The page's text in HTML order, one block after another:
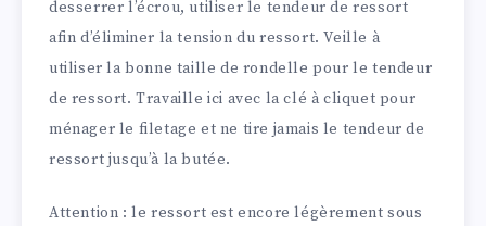
desserrer l’écrou, utiliser le tendeur de ressort
afin d’éliminer la tension du ressort. Veille à
utiliser la bonne taille de rondelle pour le tendeur
de ressort. Travaille ici avec la clé à cliquet pour
ménager le filetage et ne tire jamais le tendeur de
ressort jusqu’à la butée.
Attention : le ressort est encore légèrement sous